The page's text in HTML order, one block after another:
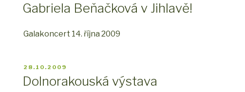
Gabriela Beňačková v Jihlavě!
Galakoncert 14. října 2009
PUBLIKOVÁNO
28.10.2009
Dolnorakouská výstava